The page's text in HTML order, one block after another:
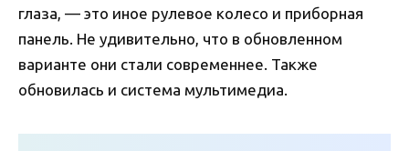
глаза, — это иное рулевое колесо и приборная
панель. Не удивительно, что в обновленном
варианте они стали современнее. Также
обновилась и система мультимедиа.